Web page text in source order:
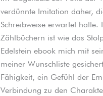
verdünnte Imitation daher,
Schreibweise erwartet
Zählbüchern ist wie das
Edelstein ebook mich mit
meiner Wunschliste
Fähigkeit, ein Gefühl der
Verbindung zu den